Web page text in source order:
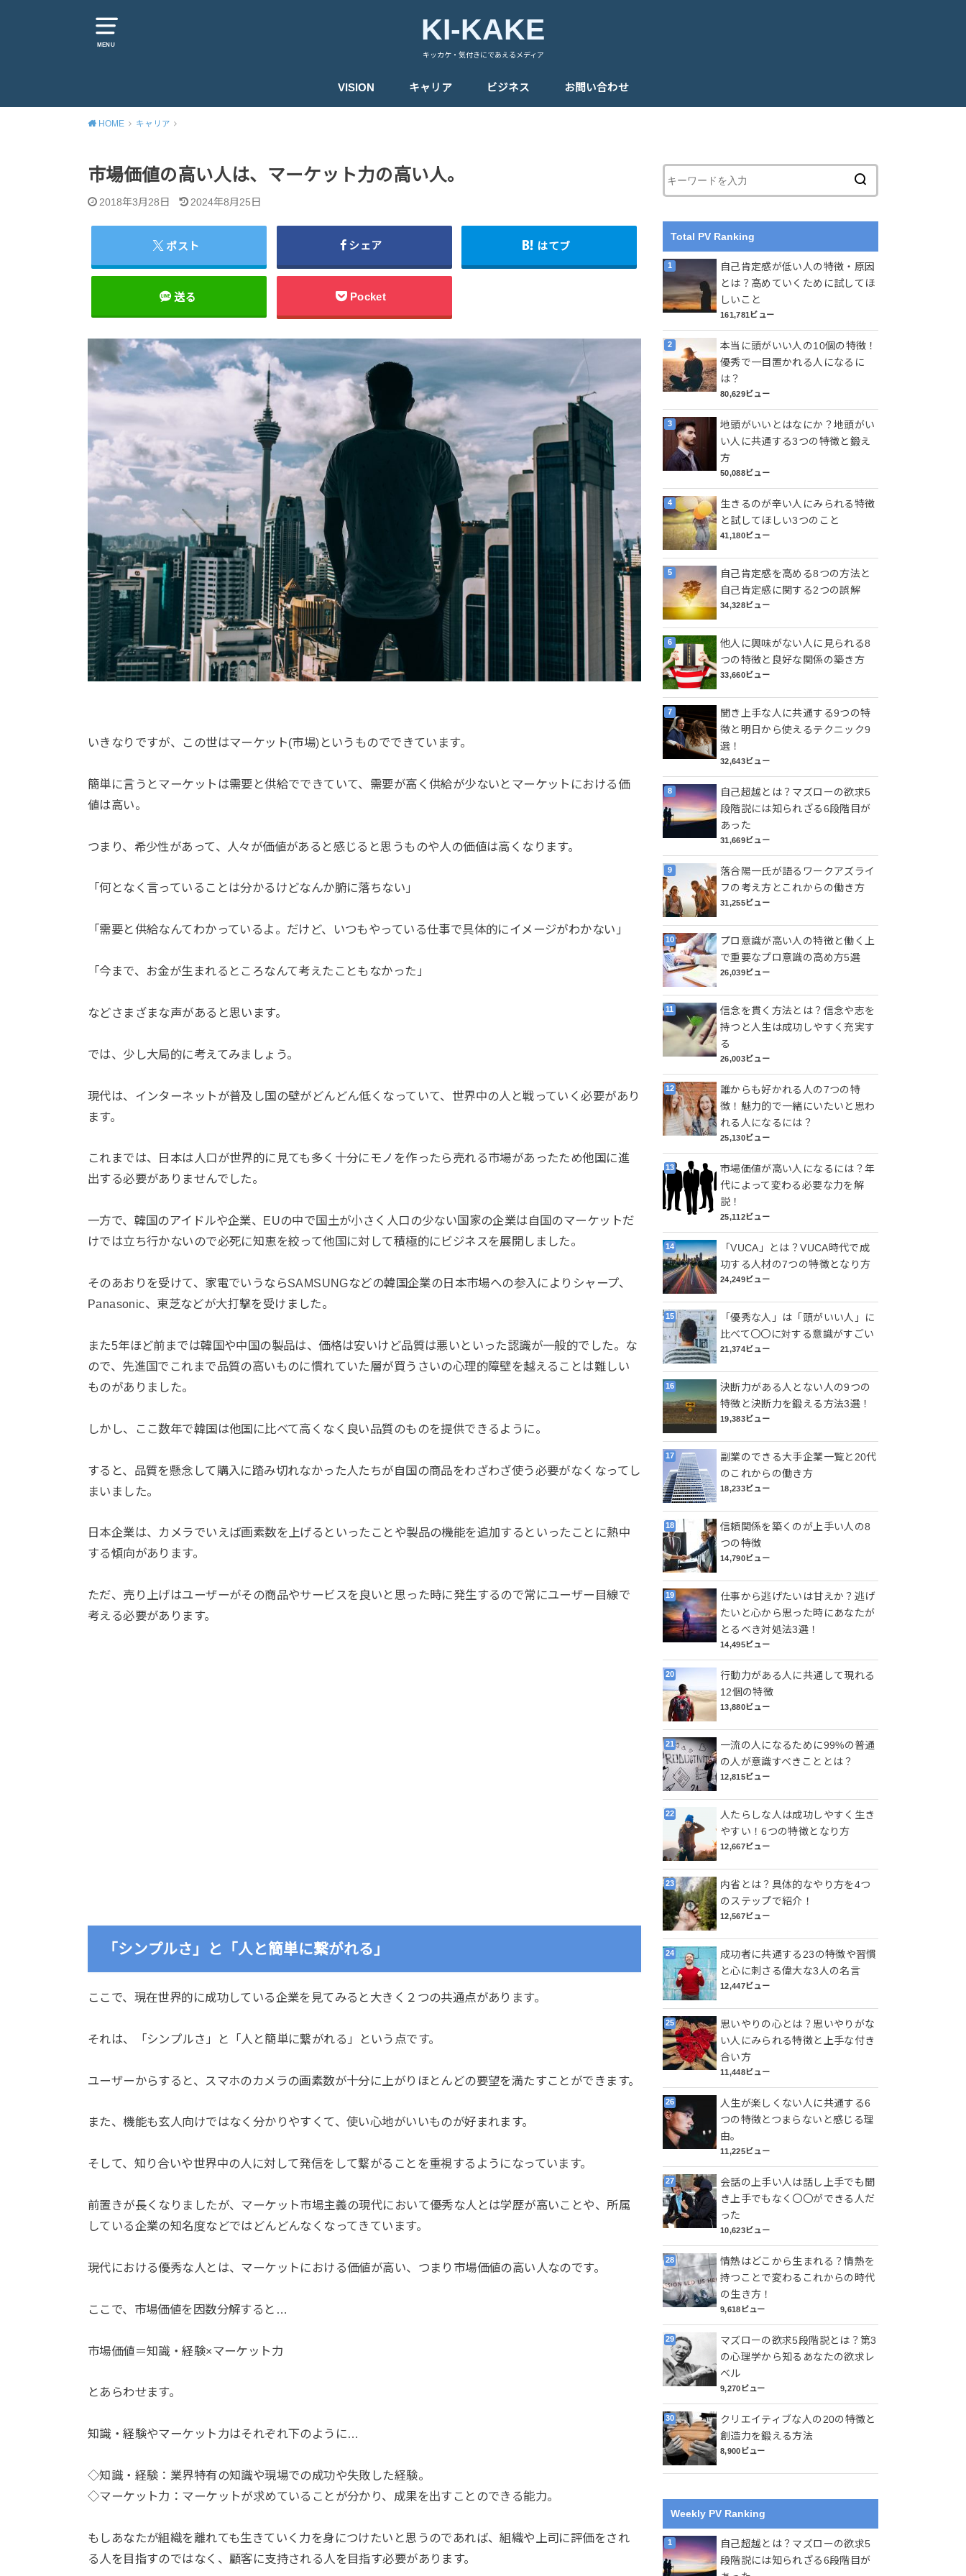
MENU KI-KAKE
キッカケ・気付きにであえるメディア
VISION キャリア ビジネス お問い合わせ
HOME キャリア
市場価値の高い人は、マーケット力の高い人。
2018年3月28日 2024年8月25日
ポスト シェア はてブ
送る Pocket
いきなりですが、この世はマーケット(市場)というものでできています。
簡単に言うとマーケットは需要と供給でできていて、需要が高く供給が少ないとマーケットにおける価
値は高い。
つまり、希少性があって、人々が価値があると感じると思うものや人の価値は高くなります。
「何となく言っていることは分かるけどなんか腑に落ちない」
「需要と供給なんてわかっているよ。だけど、いつもやっている仕事で具体的にイメージがわかない」
「今まで、お金が生まれるところなんて考えたこともなかった」
などさまざまな声があると思います。
では、少し大局的に考えてみましょう。
現代は、インターネットが普及し国の壁がどんどん低くなっていて、世界中の人と戦っていく必要があり
ます。
これまでは、日本は人口が世界的に見ても多く十分にモノを作ったら売れる市場があったため他国に進
出する必要がありませんでした。
一方で、韓国のアイドルや企業、EUの中で国土が小さく人口の少ない国家の企業は自国のマーケットだ
けでは立ち行かないので必死に知恵を絞って他国に対して積極的にビジネスを展開しました。
そのあおりを受けて、家電でいうならSAMSUNGなどの韓国企業の日本市場への参入によりシャープ、
Panasonic、東芝などが大打撃を受けました。
また5年ほど前までは韓国や中国の製品は、価格は安いけど品質は悪いといった認識が一般的でした。な
ので、先進国でこれまで品質の高いものに慣れていた層が買うさいの心理的障壁を越えることは難しい
ものがありました。
しかし、ここ数年で韓国は他国に比べて高くなく良い品質のものを提供できるように。
すると、品質を懸念して購入に踏み切れなかった人たちが自国の商品をわざわざ使う必要がなくなってし
まいました。
日本企業は、カメラでいえば画素数を上げるといったことや製品の機能を追加するといったことに熱中
する傾向があります。
ただ、売り上げはユーザーがその商品やサービスを良いと思った時に発生するので常にユーザー目線で
考える必要があります。
「シンプルさ」と「人と簡単に繋がれる」
ここで、現在世界的に成功している企業を見てみると大きく２つの共通点があります。
それは、 「シンプルさ」 と 「人と簡単に繋がれる」 という点です。
ユーザーからすると、スマホのカメラの画素数が十分に上がりほとんどの要望を満たすことができます。
また、機能も玄人向けではなく分かりやすくて、使い心地がいいものが好まれます。
そして、知り合いや世界中の人に対して発信をして繋がることを重視するようになっています。
前置きが長くなりましたが、マーケット市場主義の現代において優秀な人とは学歴が高いことや、所属
している企業の知名度などではどんどんなくなってきています。
現代における優秀な人とは、マーケットにおける価値が高い、つまり市場価値の高い人なのです。
ここで、市場価値を因数分解すると…
市場価値＝知識・経験×マーケット力
とあらわせます。
知識・経験やマーケット力はそれぞれ下のように…
◇知識・経験：業界特有の知識や現場での成功や失敗した経験。
◇マーケット力：マーケットが求めていることが分かり、成果を出すことのできる能力。
もしあなたが組織を離れても生きていく力を身につけたいと思うのであれば、組織や上司に評価をされ
る人を目指すのではなく、顧客に支持される人を目指す必要があります。
Total PV Ranking
自己肯定感が低い人の特徴・原因
とは？高めていくために試してほ
しいこと
161,781ビュー
本当に頭がいい人の10個の特徴！
優秀で一目置かれる人になるに
は？
80,629ビュー
地頭がいいとはなにか？地頭がい
い人に共通する3つの特徴と鍛え
方
50,088ビュー
生きるのが辛い人にみられる特徴
と試してほしい3つのこと
41,180ビュー
自己肯定感を高める8つの方法と
自己肯定感に関する2つの誤解
34,328ビュー
他人に興味がない人に見られる8
つの特徴と良好な関係の築き方
33,660ビュー
聞き上手な人に共通する9つの特
徴と明日から使えるテクニック9
選！
32,643ビュー
自己超越とは？マズローの欲求5
段階説には知られざる6段階目が
あった
31,669ビュー
落合陽一氏が語るワークアズライ
フの考え方とこれからの働き方
31,255ビュー
プロ意識が高い人の特徴と働く上
で重要なプロ意識の高め方5選
26,039ビュー
信念を貫く方法とは？信念や志を
持つと人生は成功しやすく充実す
る
26,003ビュー
誰からも好かれる人の7つの特
徴！魅力的で一緒にいたいと思わ
れる人になるには？
25,130ビュー
市場価値が高い人になるには？年
代によって変わる必要な力を解
説！
25,112ビュー
「VUCA」とは？VUCA時代で成
功する人材の7つの特徴となり方
24,249ビュー
「優秀な人」は「頭がいい人」に
比べて〇〇に対する意識がすごい
21,374ビュー
決断力がある人とない人の9つの
特徴と決断力を鍛える方法3選！
19,383ビュー
副業のできる大手企業一覧と20代
のこれからの働き方
18,233ビュー
信頼関係を築くのが上手い人の8
つの特徴
14,790ビュー
仕事から逃げたいは甘えか？逃げ
たいと心から思った時にあなたが
とるべき対処法3選！
14,495ビュー
行動力がある人に共通して現れる
12個の特徴
13,880ビュー
一流の人になるために99%の普通
の人が意識すべきこととは？
12,815ビュー
人たらしな人は成功しやすく生き
やすい！6つの特徴となり方
12,667ビュー
内省とは？具体的なやり方を4つ
のステップで紹介！
12,567ビュー
成功者に共通する23の特徴や習慣
と心に刺さる偉大な3人の名言
12,447ビュー
思いやりの心とは？思いやりがな
い人にみられる特徴と上手な付き
合い方
11,448ビュー
人生が楽しくない人に共通する6
つの特徴とつまらないと感じる理
由。
11,225ビュー
会話の上手い人は話し上手でも聞
き上手でもなく〇〇ができる人だ
った
10,623ビュー
情熱はどこから生まれる？情熱を
持つことで変わるこれからの時代
の生き方！
9,618ビュー
マズローの欲求5段階説とは？第3
の心理学から知るあなたの欲求レ
ベル
9,270ビュー
クリエイティブな人の20の特徴と
創造力を鍛える方法
8,900ビュー
Weekly PV Ranking
自己超越とは？マズローの欲求5
段階説には知られざる6段階目が